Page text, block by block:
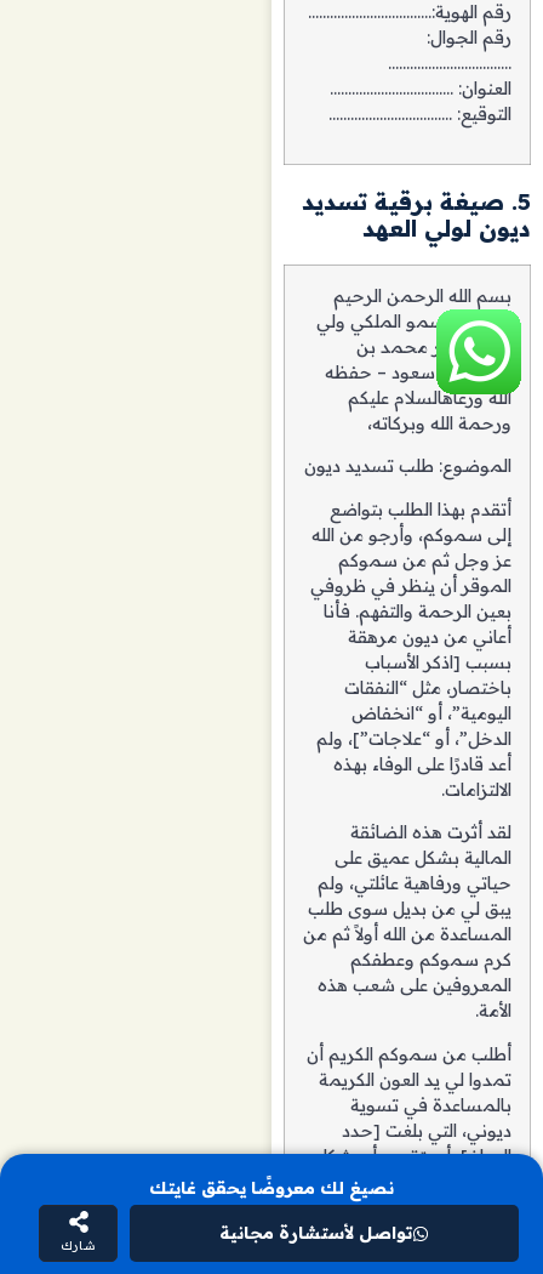
رقم الهوية:…………………………….
رقم الجوال:
…………………………….
العنوان: …………………………….
التوقيع: …………………………….
5. صيغة برقية تسديد
ديون لولي العهد
بسم الله الرحمن الرحيم
صاحب السمو الملكي ولي
العهد الأمير محمد بن
سلمان آل سعود – حفظه
الله ورعاهالسلام عليكم
ورحمة الله وبركاته،
الموضوع: طلب تسديد ديون
أتقدم بهذا الطلب بتواضع
إلى سموكم، وأرجو من الله
عز وجل ثم من سموكم
الموقر أن ينظر في ظروفي
بعين الرحمة والتفهم. فأنا
أعاني من ديون مرهقة
بسبب [اذكر الأسباب
باختصار، مثل “النفقات
اليومية”، أو “انخفاض
الدخل”، أو “علاجات”]، ولم
أعد قادرًا على الوفاء بهذه
الالتزامات.
لقد أثرت هذه الضائقة
المالية بشكل عميق على
حياتي ورفاهية عائلتي، ولم
يبق لي من بديل سوى طلب
المساعدة من الله أولاً ثم من
كرم سموكم وعطفكم
المعروفين على شعب هذه
الأمة.
أطلب من سموكم الكريم أن
تمدوا لي يد العون الكريمة
بالمساعدة في تسوية
ديوني، التي بلغت [حدد
المبلغ]، أو بتقديم أي شكل
من أشكال المساعدة
لتخفيف هذه الأزمة. أدعو الله
أن يجزي هذه البادرة خير
الجزاء وأن تساهم في الخير
نصيغ لك معروضًا يحقق غايتك
تواصل لأستشارة مجانية
شارك